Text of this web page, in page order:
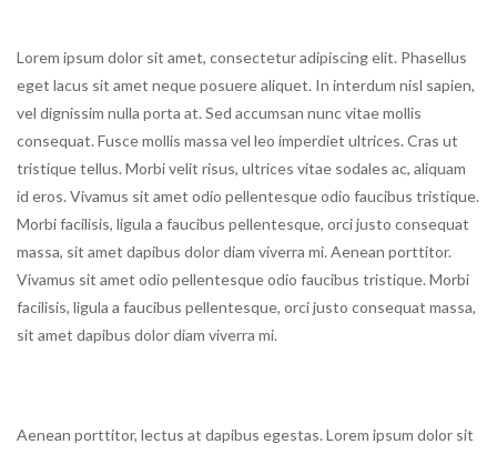
Lorem ipsum dolor sit amet, consectetur adipiscing elit. Phasellus
eget lacus sit amet neque posuere aliquet. In interdum nisl sapien,
vel dignissim nulla porta at. Sed accumsan nunc vitae mollis
consequat. Fusce mollis massa vel leo imperdiet ultrices. Cras ut
tristique tellus. Morbi velit risus, ultrices vitae sodales ac, aliquam
id eros. Vivamus sit amet odio pellentesque odio faucibus tristique.
Morbi facilisis, ligula a faucibus pellentesque, orci justo consequat
massa, sit amet dapibus dolor diam viverra mi. Aenean porttitor.
Vivamus sit amet odio pellentesque odio faucibus tristique. Morbi
facilisis, ligula a faucibus pellentesque, orci justo consequat massa,
sit amet dapibus dolor diam viverra mi.
Aenean porttitor, lectus at dapibus egestas. Lorem ipsum dolor sit